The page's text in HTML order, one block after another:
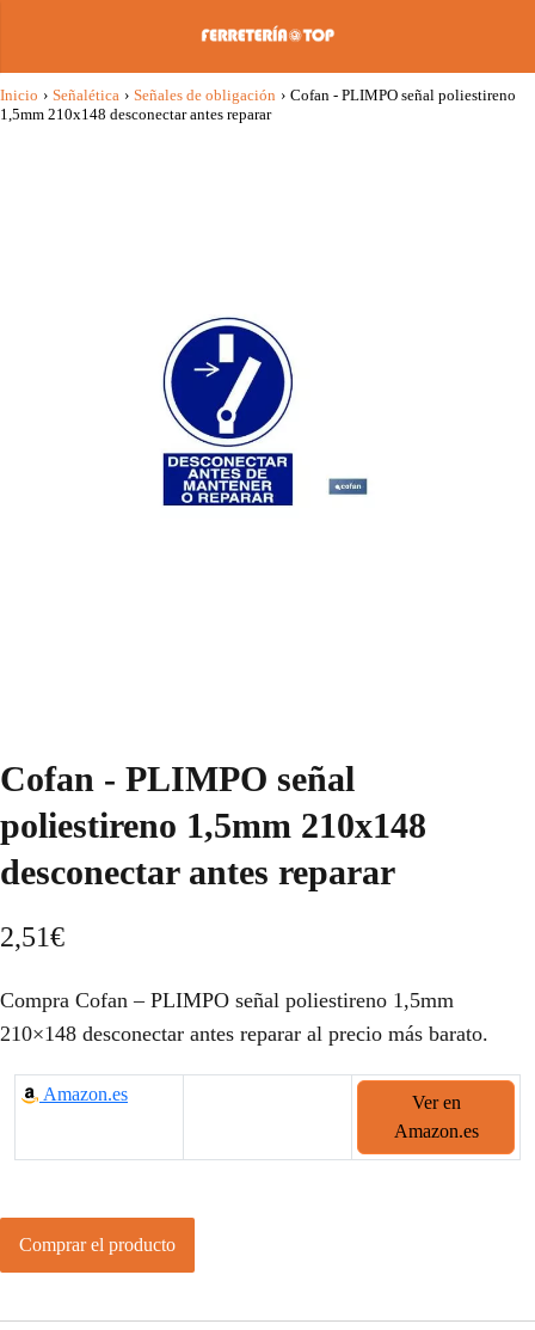
Inicio › Señalética › Señales de obligación › Cofan - PLIMPO señal poliestireno
1,5mm 210x148 desconectar antes reparar
Cofan - PLIMPO señal
poliestireno 1,5mm 210x148
desconectar antes reparar
2,51€
Compra Cofan – PLIMPO señal poliestireno 1,5mm
210×148 desconectar antes reparar al precio más barato.
Amazon.es
Ver en
Amazon.es
Comprar el producto